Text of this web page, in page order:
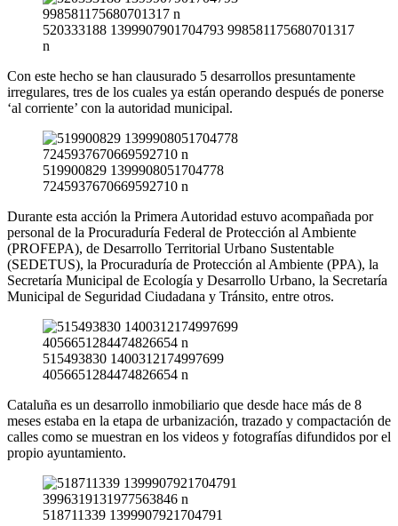
520333188 1399907901704793 998581175680701317
n
Con este hecho se han clausurado 5 desarrollos presuntamente
irregulares, tres de los cuales ya están operando después de ponerse
‘al corriente’ con la autoridad municipal.
519900829 1399908051704778
7245937670669592710 n
Durante esta acción la Primera Autoridad estuvo acompañada por
personal de la Procuraduría Federal de Protección al Ambiente
(PROFEPA), de Desarrollo Territorial Urbano Sustentable
(SEDETUS), la Procuraduría de Protección al Ambiente (PPA), la
Secretaría Municipal de Ecología y Desarrollo Urbano, la Secretaría
Municipal de Seguridad Ciudadana y Tránsito, entre otros.
515493830 1400312174997699
4056651284474826654 n
Cataluña es un desarrollo inmobiliario que desde hace más de 8
meses estaba en la etapa de urbanización, trazado y compactación de
calles como se muestran en los videos y fotografías difundidos por el
propio ayuntamiento.
518711339 1399907921704791